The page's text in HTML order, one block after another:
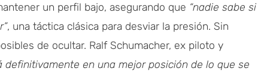
un perfil bajo, asegurando que “nadie sabe si
, una táctica clásica para desviar la presión. Sin
de ocultar. Ralf Schumacher, ex piloto y
definitivamente en una mejor posición de lo que se